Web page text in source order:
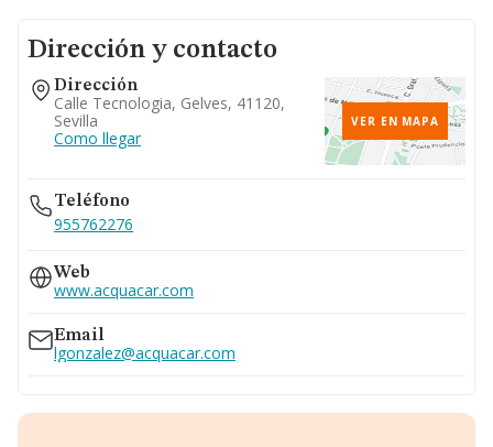
Dirección y contacto
Dirección
Calle Tecnologia, Gelves, 41120,
Sevilla
Como llegar
VER EN MAPA
Teléfono
955762276
Web
www.acquacar.com
Email
lgonzalez@acquacar.com